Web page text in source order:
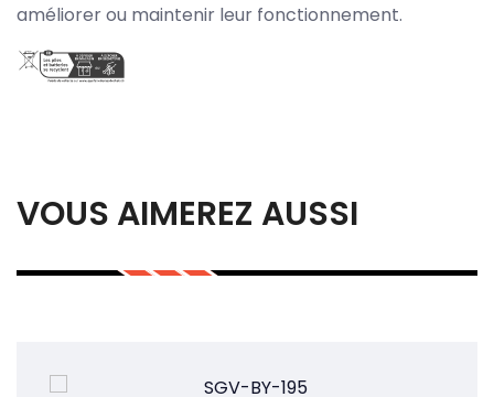
améliorer ou maintenir leur fonctionnement.
VOUS AIMEREZ AUSSI